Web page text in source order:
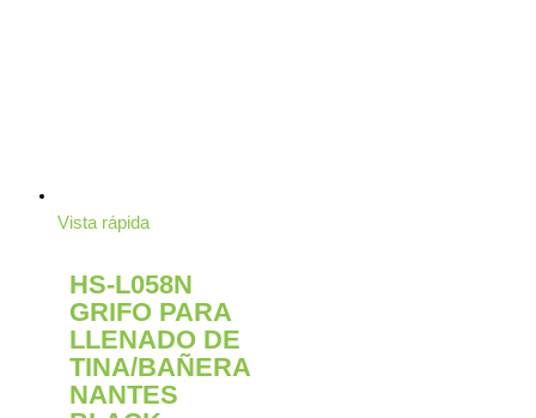
Vista rápida
HS-L058N
GRIFO PARA
LLENADO DE
TINA/BAÑERA
NANTES